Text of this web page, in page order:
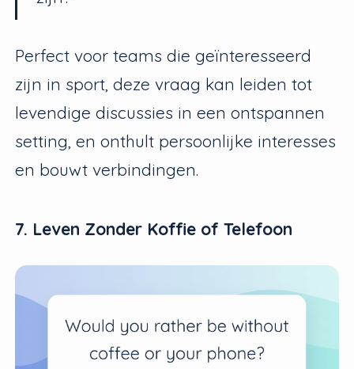
Perfect voor teams die geïnteresseerd
zijn in sport, deze vraag kan leiden tot
levendige discussies in een ontspannen
setting, en onthult persoonlijke interesses
en bouwt verbindingen.
7. Leven Zonder Koffie of Telefoon